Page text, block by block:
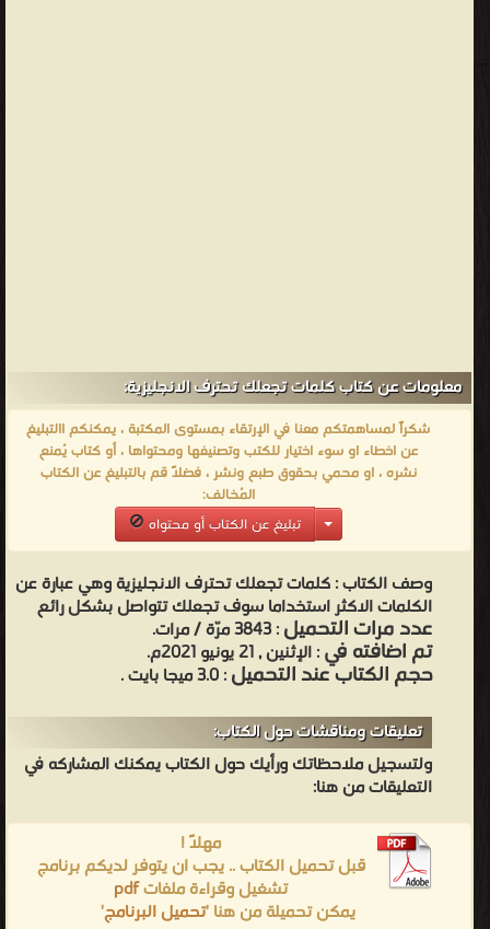
معلومات عن كتاب كلمات تجعلك تحترف الانجليزية:
شكراً لمساهمتكم معنا في الإرتقاء بمستوى المكتبة ، يمكنكم االتبليغ
عن اخطاء او سوء اختيار للكتب وتصنيفها ومحتواها ، أو كتاب يُمنع
نشره ، او محمي بحقوق طبع ونشر ، فضلاً قم بالتبليغ عن الكتاب
المُخالف:
تبليغ عن الكتاب أو محتواه
وصف الكتاب :كلمات تجعلك تحترف الانجليزية وهي عبارة عن
الكلمات الاكثر استخداما سوف تجعلك تتواصل بشكل رائع
عدد مرات التحميل: 3843 مرّة / مرات.
تم اضافته في: الإثنين , 21 يونيو 2021م.
حجم الكتاب عند التحميل: 3.0 ميجا بايت .
تعليقات ومناقشات حول الكتاب:
ولتسجيل ملاحظاتك ورأيك حول الكتاب يمكنك المشاركه في
التعليقات من هنا:
مهلاً !
قبل تحميل الكتاب .. يجب ان يتوفر لديكم برنامج
تشغيل وقراءة ملفاتpdf
يمكن تحميلة من هنا 'تحميل البرنامج'